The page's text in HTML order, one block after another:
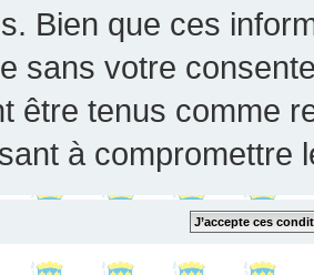
Bien que ces
sans votre
être tenus comme
à compromettre